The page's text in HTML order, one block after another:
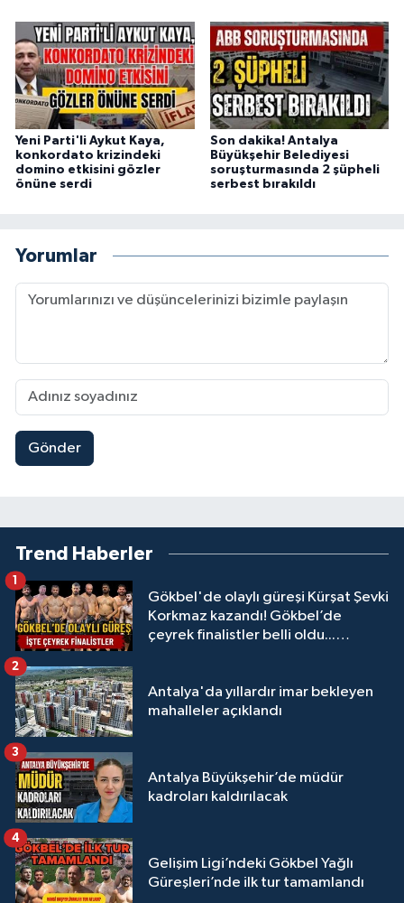
Yeni Parti'li Aykut Kaya,
konkordato krizindeki
domino etkisini gözler
önüne serdi
Son dakika! Antalya
Büyükşehir Belediyesi
soruşturmasında 2 şüpheli
serbest bırakıldı
Yorumlar
Gönder
Trend Haberler
Gökbel'de olaylı güreşi Kürşat Şevki
Korkmaz kazandı! Gökbel’de
çeyrek finalistler belli oldu...
1
Antalya'da yıllardır imar bekleyen
mahalleler açıklandı
2
Antalya Büyükşehir’de müdür
kadroları kaldırılacak
3
Gelişim Ligi’ndeki Gökbel Yağlı
Güreşleri’nde ilk tur tamamlandı
4